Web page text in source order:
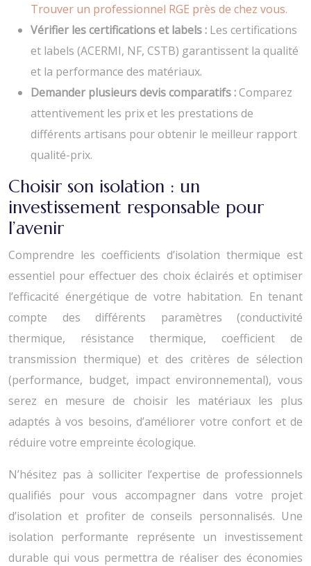
Trouver un professionnel RGE près de chez vous.
Vérifier les certifications et labels : Les certifications
et labels (ACERMI, NF, CSTB) garantissent la qualité
et la performance des matériaux.
Demander plusieurs devis comparatifs :Comparez
attentivement les prix et les prestations de
différents artisans pour obtenir le meilleur rapport
qualité-prix.
Choisir son isolation : un
investissement responsable pour
l’avenir
Comprendre les coefficients d’isolation thermique est
essentiel pour effectuer des choix éclairés et optimiser
l’efficacité énergétique de votre habitation. En tenant
compte des différents paramètres (conductivité
thermique, résistance thermique, coefficient de
transmission thermique) et des critères de sélection
(performance, budget, impact environnemental), vous
serez en mesure de choisir les matériaux les plus
adaptés à vos besoins, d’améliorer votre confort et de
réduire votre empreinte écologique.
N’hésitez pas à solliciter l’expertise de professionnels
qualifiés pour vous accompagner dans votre projet
d’isolation et profiter de conseils personnalisés. Une
isolation performante représente un investissement
durable qui vous permettra de réaliser des économies